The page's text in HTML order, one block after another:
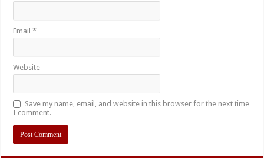
Email*
Website
Save my name, email, and website in this browser for the next time
I comment.